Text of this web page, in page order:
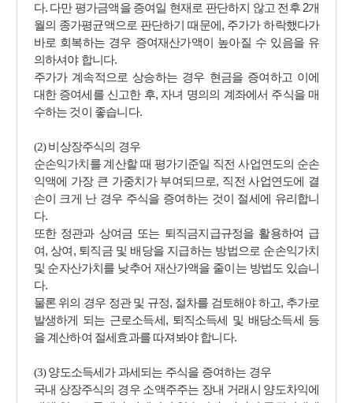
다. 다만 평가금액을 증여일 현재로 판단하지 않고 전후 2개
월의 종가평균액으로 판단하기 때문에 , 주가가 하락했다가
바로 회복하는 경우 증여재산가액이 높아질 수 있음을 유
의하셔야 합니다.
주가가 계속적으로 상승하는 경우 현금을 증여하고 이에
대한 증여세를 신고한 후, 자녀 명의의 계좌에서 주식을 매
수하는 것이 좋습니다.
(2)비상장주식의 경우
순손익가치를 계산할 때 평가기준일 직전 사업연도의 순손
익액에 가장 큰 가중치가 부여되므로, 직전 사업연도에 결
손이 크게 난 경우 주식을 증여하는 것이 절세에 유리합니
다.
또한 정관과 상여금 또는 퇴직금지급규정을 활용하여 급
여,상여 , 퇴직금 및 배당을 지급하는 방법으로 순손익가치
및 순자산가치를 낮추어 재산가액을 줄이는 방법도 있습니
다.
물론 위의 경우 정관 및 규정, 절차를 검토해야 하고, 추가로
발생하게 되는 근로소득세 , 퇴직소득세 및 배당소득세 등
을 계산하여 절세효과를 따져봐야 합니다.
(3)양도소득세가 과세되는 주식을 증여하는 경우
국내 상장주식의 경우 소액주주는 장내 거래시 양도차익에